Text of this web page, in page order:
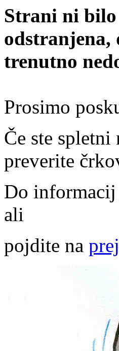
Strani ni
odstranjena,
trenutno
Prosimo
Če ste
preverite
Do
ali
pojdite na